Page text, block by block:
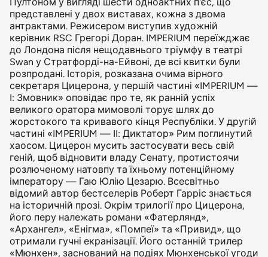
представлені у двох виставах, кожна з двома
антрактами. Режисером виступив художній
керівник RSC Грегорі Доран. IMPERIUM переїжджає
до Лондона після нещодавнього тріумфу в театрі
Swan у Стратфорді-на-Ейвоні, де всі квитки були
розпродані. Історія, розказана очима вірного
секретаря Цицерона, у першій частині «IMPERIUM —
I: Змовник» оповідає про те, як ранній успіх
великого оратора мимоволі торує шлях до
жорстокого та кривавого кінця Республіки. У другій
частині «IMPERIUM — II: Диктатор» Рим поглинутий
хаосом. Цицерон мусить застосувати весь свій
геній, щоб відновити владу Сенату, протистоячи
розлюченому натовпу та їхньому потенційному
імператору — Гаю Юлію Цезарю. Всесвітньо
відомий автор бестселерів Роберт Гарріс знається
на історичній прозі. Окрім трилогії про Цицерона,
його перу належать романи «Фатерлянд»,
«Архангел», «Енігма», «Помпеї» та «Привид», що
отримали гучні екранізації. Його останній трилер
«Мюнхен», заснований на подіях Мюнхенської угоди